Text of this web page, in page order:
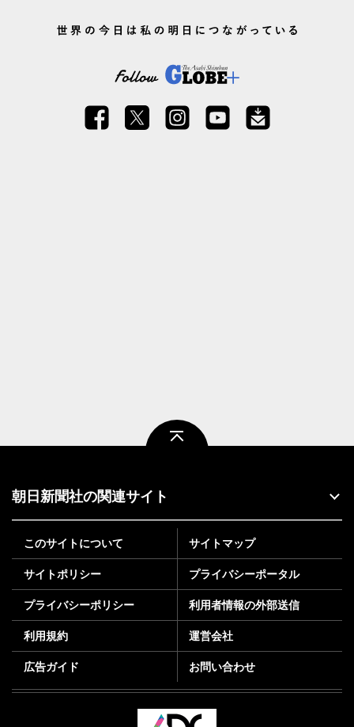
朝日新聞社の関連サイト
このサイトについて サイトマップ
サイトポリシー プライバシーポータル
プライバシーポリシー 利用者情報の外部送信
利用規約 運営会社
広告ガイド お問い合わせ